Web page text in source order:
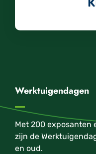
Werktuigendagen
Met 200 exposanten
zijn de
en oud.